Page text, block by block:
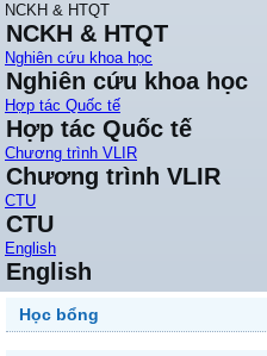
NCKH & HTQT
NCKH & HTQT
Nghiên cứu khoa học
Nghiên cứu khoa học
Hợp tác Quốc tế
Hợp tác Quốc tế
Chương trình VLIR
Chương trình VLIR
CTU
CTU
English
English
Học bổng